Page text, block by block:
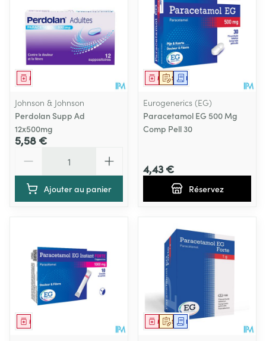
Médicament
Johnson & Johnson
Perdolan Supp Ad
12x500mg
5,58 €
Ajouter au panier
Sur prescription
MédicamentDemande écrite
Eurogenerics (EG)
Paracetamol EG 500 Mg
Comp Pell 30
4,43 €
Réservez
Médicament Sur prescription
MédicamentDemande écrite